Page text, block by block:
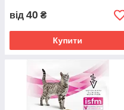
від 40 ₴
Купити